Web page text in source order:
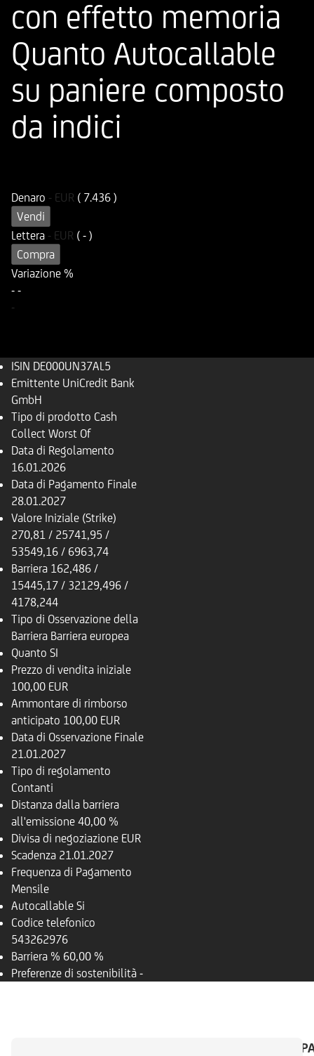
con effetto memoria
Quanto Autocallable
su paniere composto
da indici
Denaro - EUR ( 7.436 )
Vendi
Lettera - EUR ( - )
Compra
Variazione %
- -
-
ISIN DE000UN37AL5
Emittente UniCredit Bank
GmbH
Tipo di prodotto Cash
Collect Worst Of
Data di Regolamento
16.01.2026
Data di Pagamento Finale
28.01.2027
Valore Iniziale (Strike)
270,81 / 25741,95 /
53549,16 / 6963,74
Barriera 162,486 /
15445,17 / 32129,496 /
4178,244
Tipo di Osservazione della
Barriera Barriera europea
Quanto SI
Prezzo di vendita iniziale
100,00 EUR
Ammontare di rimborso
anticipato 100,00 EUR
Data di Osservazione Finale
21.01.2027
Tipo di regolamento
Contanti
Distanza dalla barriera
all'emissione 40,00 %
Divisa di negoziazione EUR
Scadenza 21.01.2027
Frequenza di Pagamento
Mensile
Autocallable Si
Codice telefonico
543262976
Barriera % 60,00 %
Preferenze di sostenibilità -
CALENDARIO